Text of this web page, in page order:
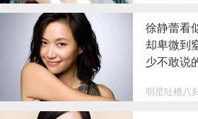
徐静蕾看
却卑微到
少不敢说
明星吐槽八